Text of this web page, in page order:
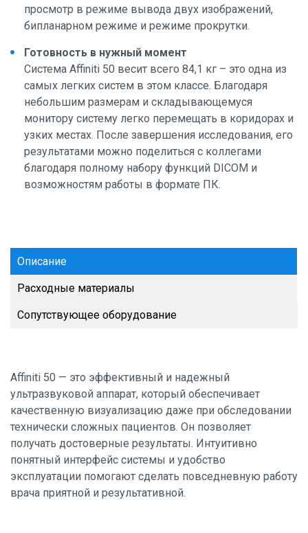
просмотр в режиме вывода двух изображений,
бипланарном режиме и режиме прокрутки.
Готовность в нужный момент
Система Affiniti 50 весит всего 84,1 кг – это одна из
самых легких систем в этом классе. Благодаря
небольшим размерам и складывающемуся
монитору систему легко перемещать в коридорах и
узких местах. После завершения исследования, его
результатами можно поделиться с коллегами
благодаря полному набору функций DICOM и
возможностям работы в формате ПК.
Описание
Расходные материалы
Сопутствующее оборудование
Affiniti 50 — это эффективный и надежный
ультразвуковой аппарат, который обеспечивает
качественную визуализацию даже при обследовании
технически сложных пациентов. Он позволяет
получать достоверные результаты. Интуитивно
понятный интерфейс системы и удобство
эксплуатации помогают сделать повседневную работу
врача приятной и результативной.